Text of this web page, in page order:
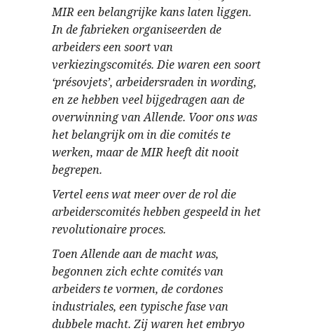
MIR een belangrijke kans laten liggen.
In de fabrieken organiseerden de
arbeiders een soort van
verkiezingscomités. Die waren een soort
‘présovjets’, arbeidersraden in wording,
en ze hebben veel bijgedragen aan de
overwinning van Allende. Voor ons was
het belangrijk om in die comités te
werken, maar de MIR heeft dit nooit
begrepen.
Vertel eens wat meer over de rol die
arbeiderscomités hebben gespeeld in het
revolutionaire proces.
Toen Allende aan de macht was,
begonnen zich echte comités van
arbeiders te vormen, de cordones
industriales, een typische fase van
dubbele macht. Zij waren het embryo